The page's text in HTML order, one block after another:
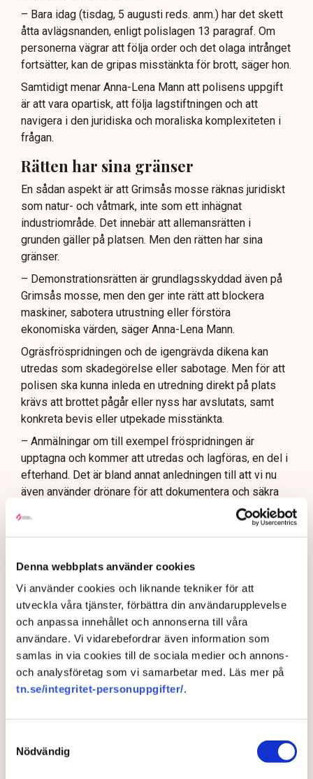
Denna webbplats använder cookies
Vi använder cookies och liknande tekniker för att
utveckla våra tjänster, förbättra din användarupplevelse
och anpassa innehållet och annonserna till våra
användare. Vi vidarebefordrar även information som
samlas in via cookies till de sociala medier och annons-
och analysföretag som vi samarbetar med. Läs mer på
tn.se/integritet-personuppgifter/.
Nödvändig
– Bara idag (tisdag, 5 augusti reds. anm.) har det skett
åtta avlägsnanden, enligt polislagen 13 paragraf. Om
personerna vägrar att följa order och det olaga intrånget
fortsätter, kan de gripas misstänkta för brott, säger hon.
Samtidigt menar Anna-Lena Mann att polisens uppgift
är att vara opartisk, att följa lagstiftningen och att
navigera i den juridiska och moraliska komplexiteten i
frågan.
Rätten har sina gränser
En sådan aspekt är att Grimsås mosse räknas juridiskt
som natur- och våtmark, inte som ett inhägnat
industriområde. Det innebär att allemansrätten i
grunden gäller på platsen. Men den rätten har sina
gränser.
– Demonstrationsrätten är grundlagsskyddad även på
Grimsås mosse, men den ger inte rätt att blockera
maskiner, sabotera utrustning eller förstöra
ekonomiska värden, säger Anna-Lena Mann.
Ogräsfröspridningen och de igengrävda dikena kan
utredas som skadegörelse eller sabotage. Men för att
polisen ska kunna inleda en utredning direkt på plats
krävs att brottet pågår eller nyss har avslutats, samt
konkreta bevis eller utpekade misstänkta.
– Anmälningar om till exempel fröspridningen är
upptagna och kommer att utredas och lagföras, en del i
efterhand. Det är bland annat anledningen till att vi nu
även använder drönare för att dokumentera och säkra
Myndigheter Gripanden Tranemo kommun
Svensk Torv : en naturlig råvara
Allemansrätten
Utredningar
Skadegörelse Grimsås
Gabriel Cardona Cervantes
Uppdaterad: